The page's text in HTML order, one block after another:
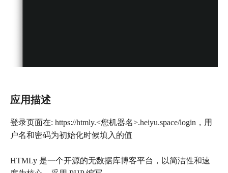
应用描述
登录页面在: https://htmly.<您机器名>.heiyu.space/login，用
户名和密码为初始化时候填入的值
HTMLy 是一个开源的无数据库博客平台，以简洁性和速